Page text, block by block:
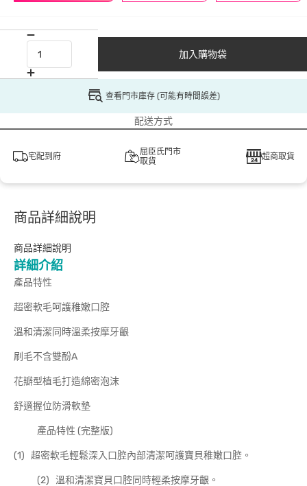
加入購物袋
查看門市庫存 (可能有時間誤差)
配送方式
宅配到府
屈臣氏門市
取貨
超商取貨
商品詳細說明
商品詳細說明
詳細介紹
產品特性
超密軟毛呵護稚嫩口腔
溫和清潔同時溫柔按摩牙齦
刷毛不含雙酚A
花瓣型植毛打造綿密泡沫
舒適握位防滑軟墊
產品特性 (完整版)
(1) 超密軟毛輕鬆深入口腔內部清潔呵護寶貝稚嫩口腔。
(2) 溫和清潔寶貝口腔同時輕柔按摩牙齦。